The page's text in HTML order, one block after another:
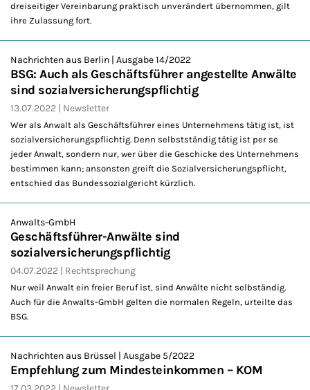
dreiseitiger Vereinbarung praktisch unverändert übernommen, gilt
ihre Zulassung fort.
Nachrichten aus Berlin | Ausgabe 14/2022
BSG: Auch als Geschäftsführer angestellte Anwälte
sind sozialversicherungspflichtig
13.07.2022 Newsletter
Wer als Anwalt als Geschäftsführer eines Unternehmens tätig ist, ist
sozialversicherungspflichtig. Denn selbstständig tätig ist per se
jeder Anwalt, sondern nur, wer über die Geschicke des Unternehmens
bestimmen kann; ansonsten greift die Sozialversicherungspflicht,
entschied das Bundessozialgericht kürzlich.
Anwalts-GmbH
Geschäftsführer-Anwälte sind
sozialversicherungspflichtig
04.07.2022 Rechtsprechung
Nur weil Anwalt ein freier Beruf ist, sind Anwälte nicht selbständig.
Auch für die Anwalts-GmbH gelten die normalen Regeln, urteilte das
BSG.
Nachrichten aus Brüssel | Ausgabe 5/2022
Empfehlung zum Mindesteinkommen – KOM